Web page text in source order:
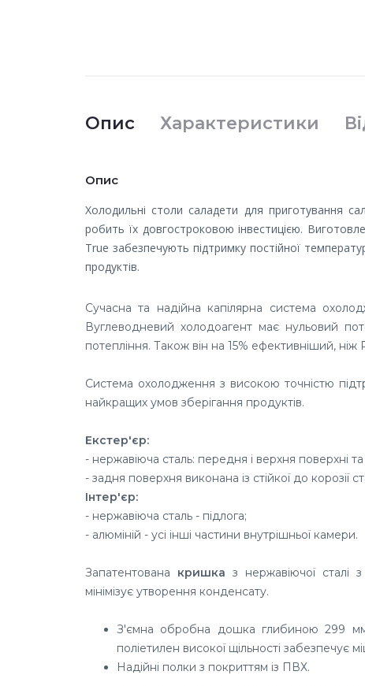
Опис Характеристики
Опис
Холодильні столи саладети для приготування
робить їх довгостроковою інвестицією.
True забезпечують підтримку постійної
продуктів.
Сучасна та надійна капілярна система
Вуглеводневий холодоагент має нульовий
потепління. Також він на 15% ефективніший, ніж
Система охолодження з високою точністю
найкращих умов зберігання продуктів.
Екстер'єр:
- нержавіюча сталь: передня і верхня поверхні
- задня поверхня виконана із стійкої до корозії
Інтер'єр:
- нержавіюча сталь - підлога;
- алюміній - усі інші частини внутрішньої камери.
Запатентована кришка з нержавіючої сталі
мінімізує утворення конденсату.
З'ємна обробна дошка глибиною 299 мм
поліетилен високої щільності забезпечує
Надійні полки з покриттям із ПВХ.